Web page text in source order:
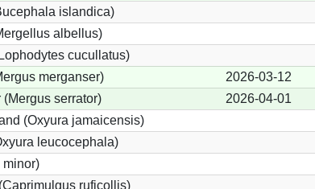
islandica)
albellus)
cucullatus)
merganser)
2026-03-12
serrator)
2026-04-01
(Oxyura jamaicensis)
leucocephala)
ruficollis)